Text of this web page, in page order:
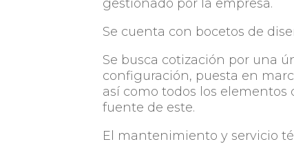
gestionado por la empresa.
Se cuenta con bocetos de
Se busca cotización por una
configuración, puesta en
así como todos los
fuente de este.
El mantenimiento y servicio